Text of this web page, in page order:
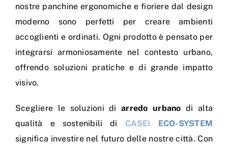
nostre panchine ergonomiche e fioriere dal design
moderno sono perfetti per creare ambienti
accoglienti e ordinati. Ogni prodotto è pensato per
integrarsi armoniosamente nel contesto urbano,
offrendo soluzioni pratiche e di grande impatto
visivo.
Scegliere le soluzioni diarredo urbano di alta
qualità e sostenibili di CASEI
ECO-SYSTEM
significa investire nel futuro delle nostre città. Con